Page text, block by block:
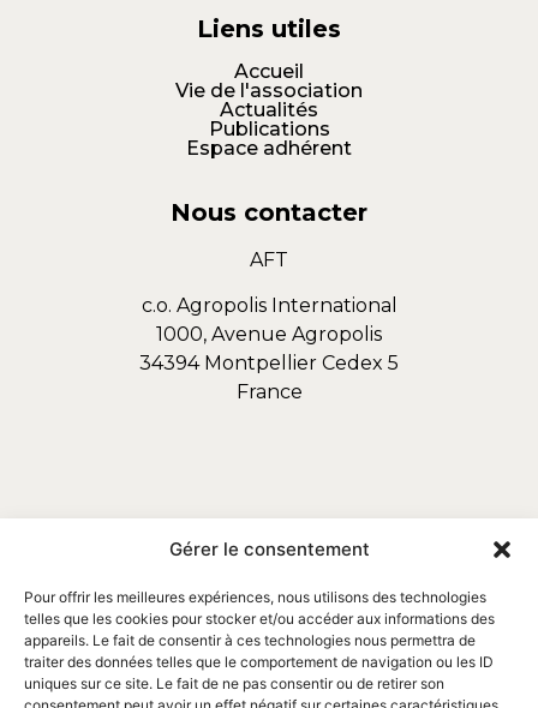
Gérer le consentement
Pour offrir les meilleures expériences, nous utilisons des technologies
telles que les cookies pour stocker et/ou accéder aux informations des
appareils. Le fait de consentir à ces technologies nous permettra de
traiter des données telles que le comportement de navigation ou les ID
uniques sur ce site. Le fait de ne pas consentir ou de retirer son
Liens utiles
Accueil
Vie de l'association
Actualités
Publications
Espace adhérent
Nous contacter
AFT
c.o. Agropolis International
1000, Avenue Agropolis
34394 Montpellier Cedex 5
France